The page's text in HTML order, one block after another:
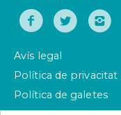
Avís legal
Política de privacitat
Política de galetes